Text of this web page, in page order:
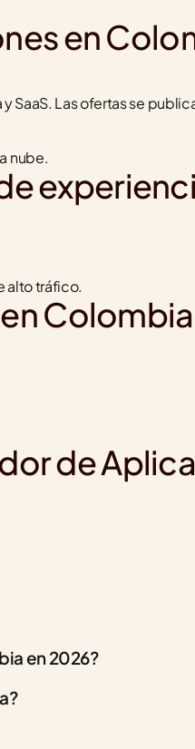
en
SaaS. Las ofertas se
nube.
alto tráfico.
Colombia
de
en 2026?